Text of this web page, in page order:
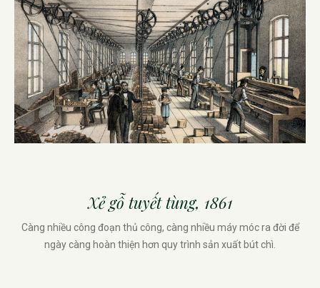
Xẻ gỗ tuyết tùng, 1861
Càng nhiều công đoạn thủ công, càng nhiều máy móc ra đời để
ngày càng hoàn thiện hơn quy trình sản xuất bút chì.